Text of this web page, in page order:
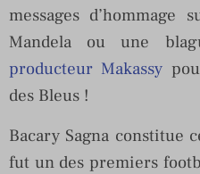
messages d’hommage
Mandela ou une
producteur Makassy
des Bleus !
Bacary Sagna constitue
fut un des premiers